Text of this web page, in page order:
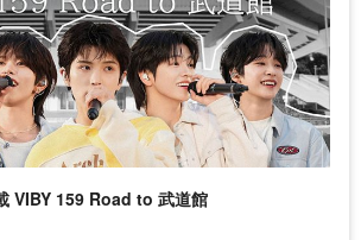
VIBY 159 Road to 武道館